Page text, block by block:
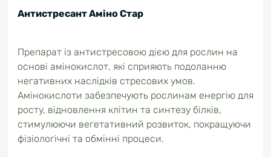
Антистресант Аміно Стар
Препарат із антистресовою дією для рослин на
основі амінокислот, які сприяють подоланню
негативних наслідків стресових умов.
Амінокислоти забезпечують рослинам енергію для
росту, відновлення клітин та синтезу білків,
стимулюючи вегетативний розвиток, покращуючи
фізіологічні та обмінні процеси.